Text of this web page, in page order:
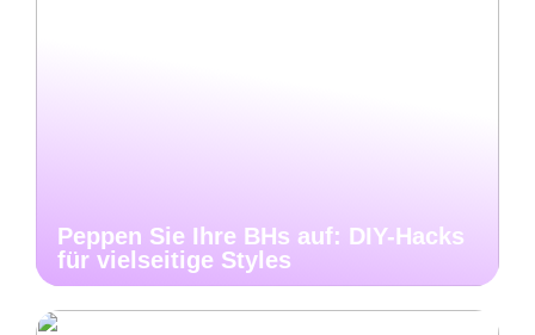
Peppen Sie Ihre BHs auf: DIY-Hacks
für vielseitige Styles